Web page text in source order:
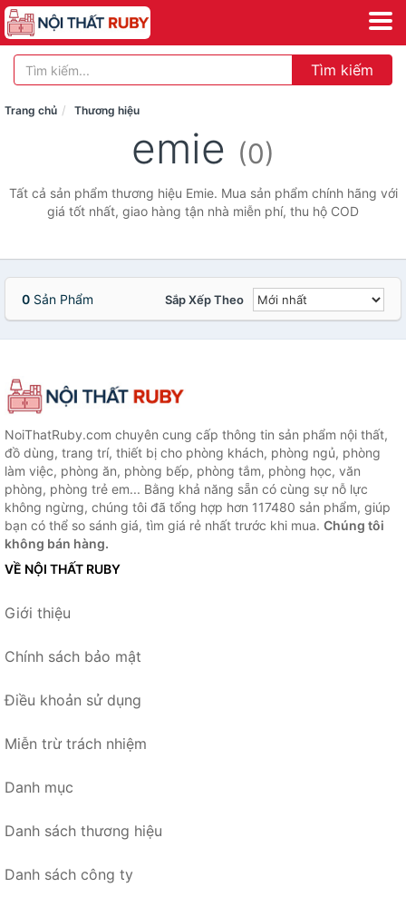
Tìm kiếm
Trang chủ Thương hiệu
emie (0)
Tất cả sản phẩm thương hiệu Emie. Mua sản phẩm chính hãng với
giá tốt nhất, giao hàng tận nhà miễn phí, thu hộ COD
0 Sản Phẩm Sắp Xếp Theo
NoiThatRuby.com chuyên cung cấp thông tin sản phẩm nội thất,
đồ dùng, trang trí, thiết bị cho phòng khách, phòng ngủ, phòng
làm việc, phòng ăn, phòng bếp, phòng tắm, phòng học, văn
phòng, phòng trẻ em... Bằng khả năng sẵn có cùng sự nỗ lực
không ngừng, chúng tôi đã tổng hợp hơn 117480 sản phẩm, giúp
bạn có thể so sánh giá, tìm giá rẻ nhất trước khi mua. Chúng tôi
không bán hàng.
VỀ NỘI THẤT RUBY
Giới thiệu
Chính sách bảo mật
Điều khoản sử dụng
Miễn trừ trách nhiệm
Danh mục
Danh sách thương hiệu
Danh sách công ty